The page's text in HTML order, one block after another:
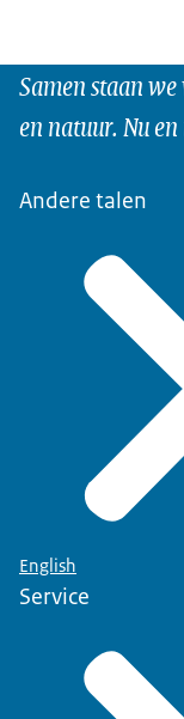
Samen staan
en natuur. Nu
Andere talen
English
Service